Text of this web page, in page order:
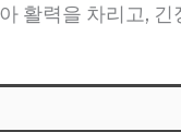
활력을 차리고,